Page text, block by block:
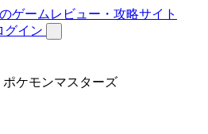
グイン
ケモンマスターズ